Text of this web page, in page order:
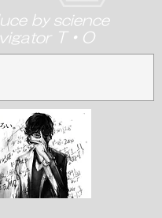
by science
T・O